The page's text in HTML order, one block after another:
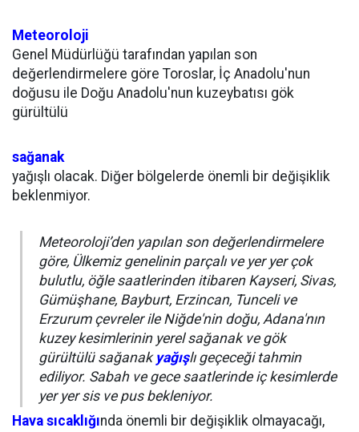
Meteoroloji
Genel Müdürlüğü tarafından yapılan son
değerlendirmelere göre Toroslar, İç Anadolu'nun
doğusu ile Doğu Anadolu'nun kuzeybatısı gök
gürültülü
sağanak
yağışlı olacak. Diğer bölgelerde önemli bir değişiklik
beklenmiyor.
Meteoroloji’den yapılan son değerlendirmelere
göre, Ülkemiz genelinin parçalı ve yer yer çok
bulutlu, öğle saatlerinden itibaren Kayseri, Sivas,
Gümüşhane, Bayburt, Erzincan, Tunceli ve
Erzurum çevreler ile Niğde'nin doğu, Adana'nın
kuzey kesimlerinin yerel sağanak ve gök
gürültülü sağanak yağışlı geçeceği tahmin
ediliyor. Sabah ve gece saatlerinde iç kesimlerde
yer yer sis ve pus bekleniyor.
Hava sıcaklığında önemli bir değişiklik olmayacağı,